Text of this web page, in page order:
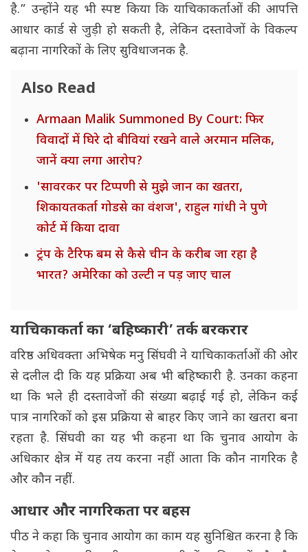
है.” उन्होंने यह भी स्पष्ट किया कि याचिकाकर्ताओं की आपत्ति
आधार कार्ड से जुड़ी हो सकती है, लेकिन दस्तावेजों के विकल्प
बढ़ाना नागरिकों के लिए सुविधाजनक है.
Also Read
Armaan Malik Summoned By Court: फिर
विवादों में घिरे दो बीवियां रखने वाले अरमान मलिक,
जानें क्या लगा आरोप?
'सावरकर पर टिप्पणी से मुझे जान का खतरा,
शिकायतकर्ता गोडसे का वंशज', राहुल गांधी ने पुणे
कोर्ट में किया दावा
ट्रंप के टैरिफ बम से कैसे चीन के करीब जा रहा है
भारत? अमेरिका को उल्टी न पड़ जाए चाल
याचिकाकर्ता का ‘बहिष्कारी’ तर्क बरकरार
वरिष्ठ अधिवक्ता अभिषेक मनु सिंघवी ने याचिकाकर्ताओं की ओर
से दलील दी कि यह प्रक्रिया अब भी बहिष्कारी है. उनका कहना
था कि भले ही दस्तावेजों की संख्या बढ़ाई गई हो, लेकिन कई
पात्र नागरिकों को इस प्रक्रिया से बाहर किए जाने का खतरा बना
रहता है. सिंघवी का यह भी कहना था कि चुनाव आयोग के
अधिकार क्षेत्र में यह तय करना नहीं आता कि कौन नागरिक है
और कौन नहीं.
आधार और नागरिकता पर बहस
पीठ ने कहा कि चुनाव आयोग का काम यह सुनिश्चित करना है कि